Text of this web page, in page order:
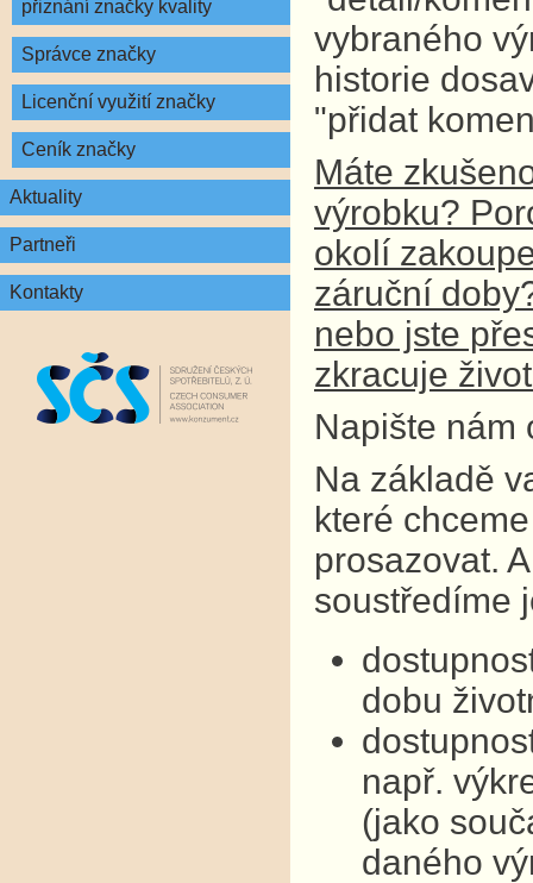
přiznání značky kvality
Správce značky
Licenční využití značky
Ceník značky
Aktuality
Partneři
Kontakty
vybraného
historie
"přidat
Máte
výrobku?
okolí
záruční
nebo jste
zkracuje
Napište nám
Na základě
které
prosazovat.
soustředíme
dobu
např.
(jako
daného